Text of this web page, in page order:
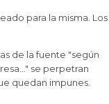
para la misma. Los
de la fuente "según
se perpetran
quedan impunes.